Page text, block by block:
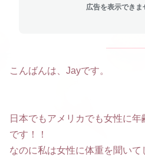
広告を表示できま
こんばんは、Jayです。
日本でもアメリカでも女性に
です！！
なのに私は女性に体重を聞いて